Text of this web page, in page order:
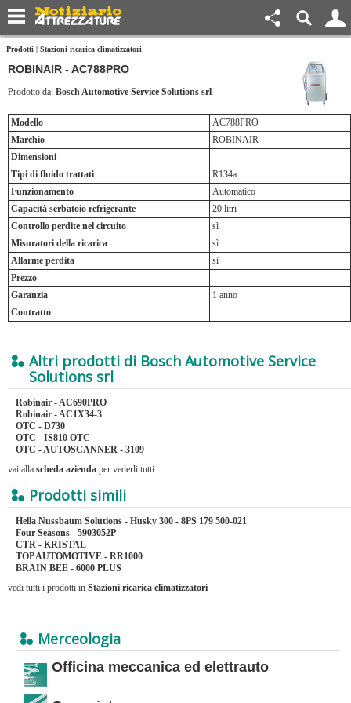
Prodotti | Stazioni ricarica climatizzatori
ROBINAIR - AC788PRO
Prodotto da: Bosch Automotive Service Solutions srl
Modello
AC788PRO
Marchio
ROBINAIR
Dimensioni
-
Tipi di fluido trattati
R134a
Funzionamento
Automatico
Capacità serbatoio refrigerante
20 litri
Controllo perdite nel circuito
sì
Misuratori della ricarica
sì
Allarme perdita
sì
Prezzo
Garanzia
1 anno
Contratto
Altri prodotti di Bosch Automotive Service
Solutions srl
Robinair - AC690PRO
Robinair - AC1X34-3
OTC - D730
OTC - IS810 OTC
OTC - AUTOSCANNER - 3109
vai alla scheda azienda per vederli tutti
Prodotti simili
Hella Nussbaum Solutions - Husky 300 - 8PS 179 500-021
Four Seasons - 5903052P
CTR - KRISTAL
TOP AUTOMOTIVE - RR1000
BRAIN BEE - 6000 PLUS
vedi tutti i prodotti in Stazioni ricarica climatizzatori
Merceologia
Officina meccanica ed elettrauto